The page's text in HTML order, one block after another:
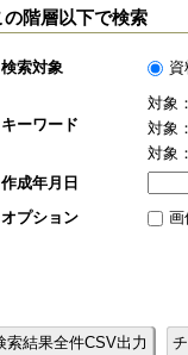
組織
及
の階層以下で検索
検索対象 資
キーワード
対象
対象
対象
作成年月日
オプション
画
索結果全件CSV出力